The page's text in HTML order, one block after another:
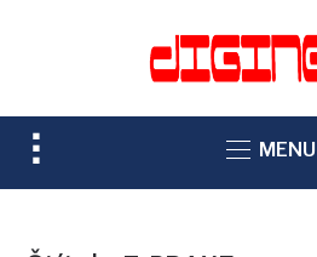
TOGGLE
SIDEBAR
MENU